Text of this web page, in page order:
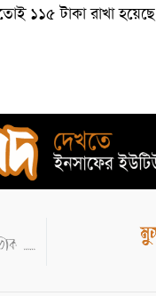
১১৫ টাকা রাখা